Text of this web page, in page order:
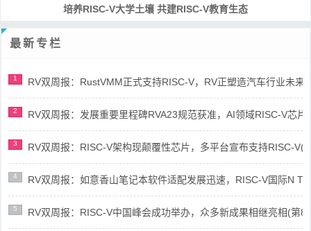
培养RISC-V大学土壤 共建RISC-V教育生态
最新专栏
1 RV双周报：RustVMM正式支持RISC-V，RV正塑造汽车行业未来
2 RV双周报：发展重要里程碑RVA23规范获准，AI领域RISC-V芯
3 RV双周报：RISC-V架构现颠覆性芯片，多平台宣布支持RISC-V(
4 RV双周报：如意香山笔记本软件适配发展迅速，RISC-V国际N
5 RV双周报：RISC-V中国峰会成功举办，众多新成果相继亮相(第